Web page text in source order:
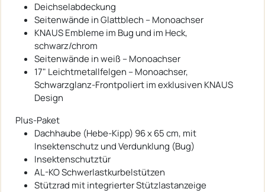
Deichselabdeckung
Seitenwände in Glattblech – Monoachser
KNAUS Embleme im Bug und im Heck,
schwarz/chrom
Seitenwände in weiß – Monoachser
17" Leichtmetallfelgen – Monoachser,
Schwarzglanz-Frontpoliert im exklusiven KNAUS
Design
Plus-Paket
Dachhaube (Hebe-Kipp) 96 x 65 cm, mit
Insektenschutz und Verdunklung (Bug)
Insektenschutztür
AL-KO Schwerlastkurbelstützen
Stützrad mit integrierter Stützlastanzeige